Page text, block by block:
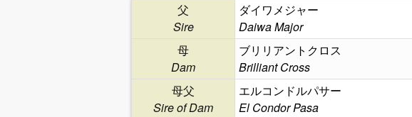
父
Sire
ダイワメジャー
Daiwa Major
母
Dam
ブリリアントクロス
Brilliant Cross
母父
Sire of Dam
エルコンドルパサー
El Condor Pasa